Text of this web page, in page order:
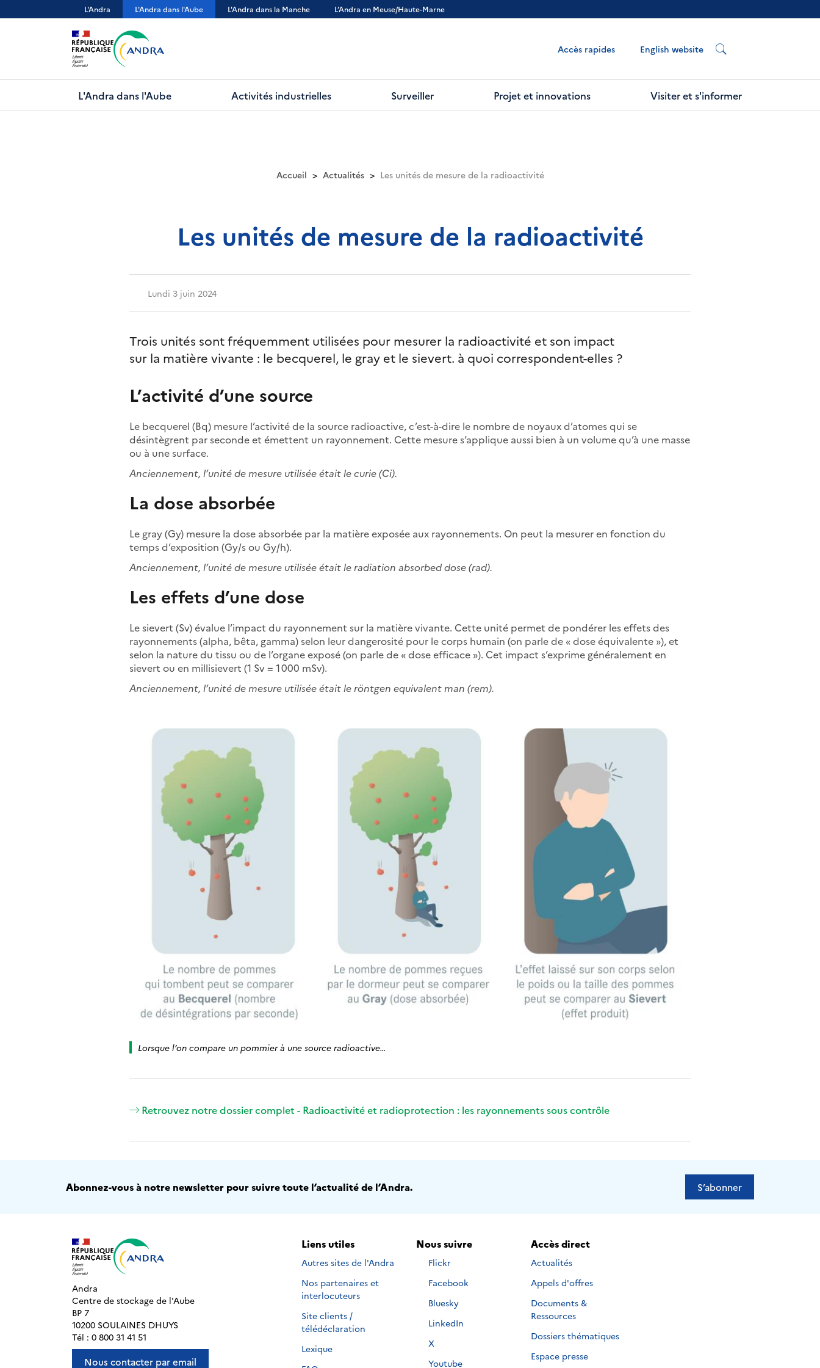
au
L'Andra L'Andra dans l'Aube L'Andra dans la Manche L’Andra en Meuse/Haute-Marne
Accès rapides English website
L'Andra dans l'Aube Activités industrielles Surveiller Projet et innovations Visiter et s'informer
Accueil Actualités Les unités de mesure de la radioactivité
Les unités de mesure de la radioactivité
Lundi 3 juin 2024
Trois unités sont fréquemment utilisées pour mesurer la radioactivité et son impact
sur la matière vivante : le becquerel, le gray et le sievert. à quoi correspondent-elles ?
L’activité d’une source
Le becquerel (Bq) mesure l’activité de la source radioactive, c’est-à-dire le nombre de noyaux d’atomes qui se
désintègrent par seconde et émettent un rayonnement. Cette mesure s’applique aussi bien à un volume qu’à une masse
ou à une surface.
Anciennement, l’unité de mesure utilisée était le curie (Ci).
La dose absorbée
Le gray (Gy) mesure la dose absorbée par la matière exposée aux rayonnements. On peut la mesurer en fonction du
temps d’exposition (Gy/s ou Gy/h).
Anciennement, l’unité de mesure utilisée était le radiation absorbed dose (rad).
Les effets d’une dose
Le sievert (Sv) évalue l’impact du rayonnement sur la matière vivante. Cette unité permet de pondérer les effets des
rayonnements (alpha, bêta, gamma) selon leur dangerosité pour le corps humain (on parle de « dose équivalente »), et
selon la nature du tissu ou de l’organe exposé (on parle de « dose efficace »). Cet impact s’exprime généralement en
sievert ou en millisievert (1 Sv = 1 000 mSv).
Anciennement, l’unité de mesure utilisée était le röntgen equivalent man (rem).
Lorsque l’on compare un pommier à une source radioactive…
Retrouvez notre dossier complet - Radioactivité et radioprotection : les rayonnements sous contrôle
Abonnez-vous à notre newsletter pour suivre toute l’actualité de l’Andra. S’abonner
Andra
Centre de stockage de l'Aube
BP 7
10200 SOULAINES DHUYS
Tél : 0 800 31 41 51
Nous contacter par email
Liens utiles
Autres sites de l'Andra
Nos partenaires et
interlocuteurs
Site clients /
télédéclaration
Lexique
Nous suivre
Nous
sur
Flickr
Nous
sur
Facebook
Nous
sur
Bluesky
Nous
sur
LinkedIn
Nous
X
Nous
Youtube
Accès direct
Actualités
Appels d'offres
Documents &
Ressources
Dossiers thématiques
Espace presse